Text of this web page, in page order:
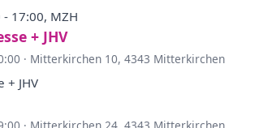
- 17:00, MZH
+ JHV
· Mitterkirchen 10, 4343 Mitterkirchen
+ JHV